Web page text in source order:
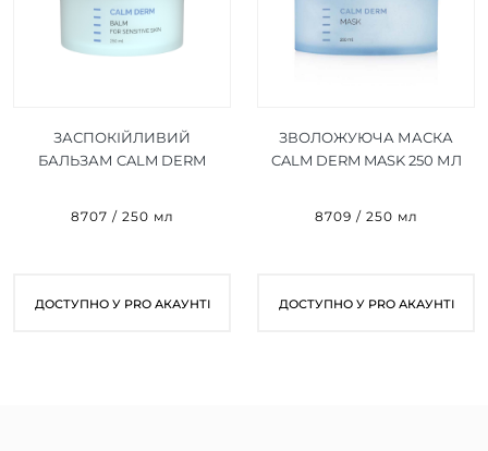
ЗАСПОКІЙЛИВИЙ
БАЛЬЗАМ CALM DERM
8707 / 250 мл
ДОСТУПНО У PRO АКАУНТІ
ЗВОЛОЖУЮЧА МАСКА
CALM DERM MASK 250 МЛ
8709 / 250 мл
ДОСТУПНО У PRO АКАУНТІ